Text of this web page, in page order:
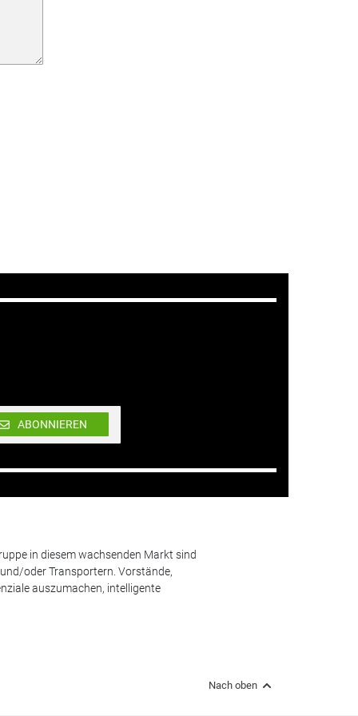
ABONNIEREN
in diesem wachsenden Markt sind
oder Transportern. Vorstände,
auszumachen, intelligente
Nach oben